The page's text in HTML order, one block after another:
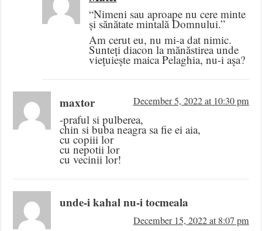
“Nimeni sau aproape nu cere minte
și sănătate mintală Domnului.”
Am cerut eu, nu mi-a dat nimic.
Sunteți diacon la mănăstirea unde
viețuiește maica Pelaghia, nu-i așa?
maxtor December 5, 2022 at 10:30 pm
-praful si pulberea,
chin si buba neagra sa fie ei aia,
cu copiii lor
cu nepotii lor
cu vecinii lor!
unde-i kahal nu-i tocmeala
December 15, 2022 at 8:07 pm